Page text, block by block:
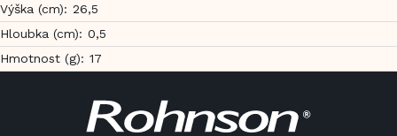
Výška (cm): 26,5
Hloubka (cm): 0,5
Hmotnost (g): 17